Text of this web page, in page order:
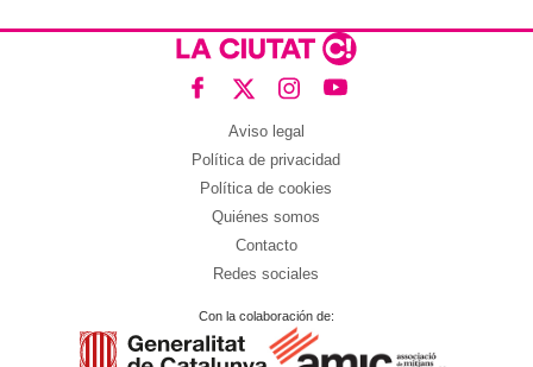
Aviso legal
Política de privacidad
Política de cookies
Quiénes somos
Contacto
Redes sociales
Con la colaboración de: